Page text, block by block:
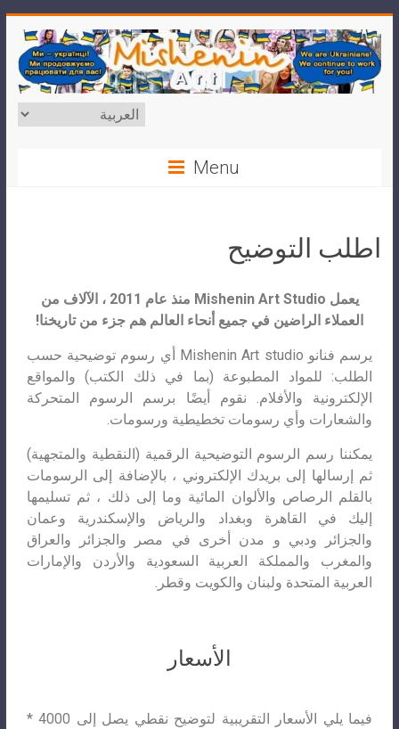
Menu
اطلب التوضيح
يعمل Mishenin Art Studio منذ عام 2011 ، الآلاف من
العملاء الراضين في جميع أنحاء العالم هم جزء من تاريخنا!
يرسم فنانو Mishenin Art studio أي رسوم توضيحية حسب
الطلب: للمواد المطبوعة (بما في ذلك الكتب) والمواقع
الإلكترونية والأفلام. نقوم أيضًا برسم الرسوم المتحركة
والشعارات وأي رسومات تخطيطية ورسومات.
يمكننا رسم الرسوم التوضيحية الرقمية (النقطية والمتجهية)
ثم إرسالها إلى بريدك الإلكتروني ، بالإضافة إلى الرسومات
بالقلم الرصاص والألوان المائية وما إلى ذلك ، ثم تسليمها
إليك في القاهرة وبغداد والرياض والإسكندرية وعمان
والجزائر ودبي و مدن أخرى في مصر والجزائر والعراق
والمغرب والمملكة العربية السعودية والأردن والإمارات
العربية المتحدة ولبنان والكويت وقطر.
الأسعار
فيما يلي الأسعار التقريبية لتوضيح نقطي يصل إلى 4000 *